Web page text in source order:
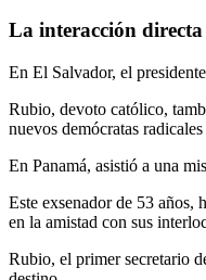
La interacción directa
En El Salvador, el
Rubio, devoto católico,
nuevos demócratas
En Panamá, asistió a una
Este exsenador de 53 años,
en la amistad con sus
Rubio, el primer secretario